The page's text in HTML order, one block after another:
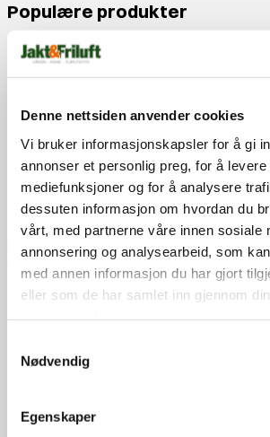
Denne nettsiden anvender cookies
Vi bruker informasjonskapsler for å gi
annonser et personlig preg, for å
mediefunksjoner og for å analysere
dessuten informasjon om hvordan du
vårt, med partnerne våre innen sosiale
annonsering og analysearbeid, som
med annen informasjon du har gjort
eller som de har samlet inn gjennom
Nødvendig
Egenskaper
Populære produkter
Butler Creek øye 11 39,4
Butler Creek